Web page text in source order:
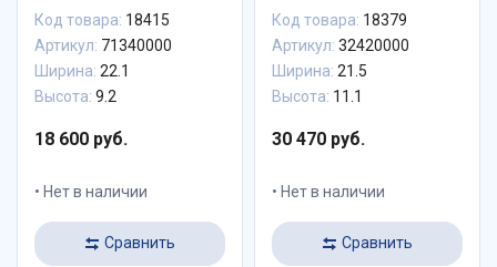
Код товара: 18415
Артикул: 71340000
Ширина: 22.1
Высота: 9.2
18 600 руб.
Нет в наличии
Сравнить
Код товара: 18379
Артикул: 32420000
Ширина: 21.5
Высота: 11.1
30 470 руб.
Нет в наличии
Сравнить